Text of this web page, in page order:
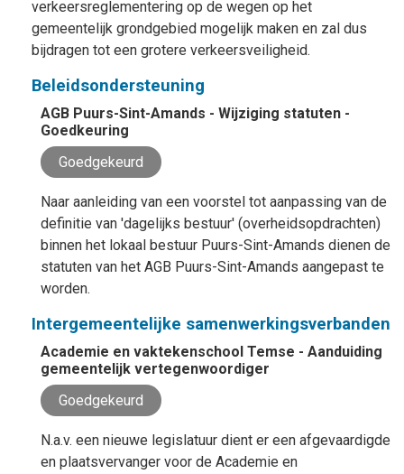
verkeersreglementering op de wegen op het
gemeentelijk grondgebied mogelijk maken en zal dus
bijdragen tot een grotere verkeersveiligheid.
Beleidsondersteuning
AGB Puurs-Sint-Amands - Wijziging statuten -
Goedkeuring
Goedgekeurd
Naar aanleiding van een voorstel tot aanpassing van de
definitie van 'dagelijks bestuur' (overheidsopdrachten)
binnen het lokaal bestuur Puurs-Sint-Amands dienen de
statuten van het AGB Puurs-Sint-Amands aangepast te
worden.
Intergemeentelijke samenwerkingsverbanden
Academie en vaktekenschool Temse - Aanduiding
gemeentelijk vertegenwoordiger
Goedgekeurd
N.a.v. een nieuwe legislatuur dient er een afgevaardigde
en plaatsvervanger voor de Academie en